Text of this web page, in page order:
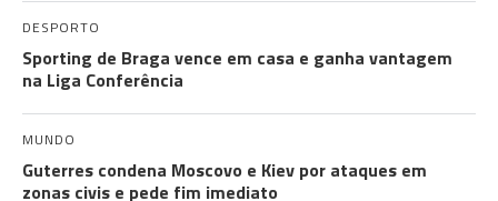
DESPORTO
Sporting de Braga vence em casa e ganha vantagem
na Liga Conferência
MUNDO
Guterres condena Moscovo e Kiev por ataques em
zonas civis e pede fim imediato